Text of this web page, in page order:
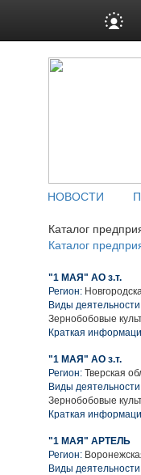
НОВОСТИ
Каталог
Каталог
"1 МАЯ" АО з.т.
Регион:
Виды
Зернобобовые
Краткая
"1 МАЯ" АО з.т.
Регион: Тверская
Виды
Зернобобовые
Краткая
"1 МАЯ" АРТЕЛЬ
Регион:
Виды